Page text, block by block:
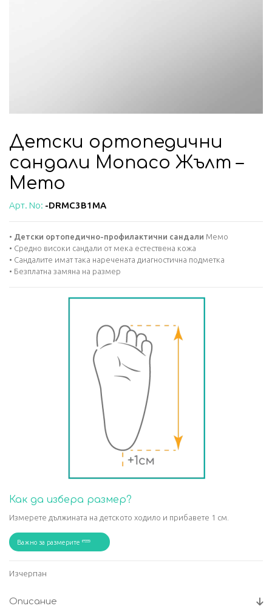
Детски ортопедични
сандали Monaco Жълт –
Memo
Арт. No: -DRMC3B1MA
• Детски ортопедичнo-профилактични сандали Мемо
• Средно високи сандали от мека естествена кожа
• Сандалите имат така наречената диагностична подметка
• Безплатна замяна на размер
Как да избера размер?
Измерете дължината на детското ходило и прибавете 1 см.
Важно за размерите
Изчерпан
Описание